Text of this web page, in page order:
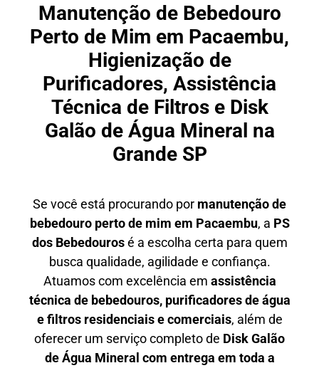
Manutenção de Bebedouro
Perto de Mim em Pacaembu,
Higienização de
Purificadores, Assistência
Técnica de Filtros e Disk
Galão de Água Mineral na
Grande SP
Se você está procurando por manutenção de
bebedouro perto de mim em Pacaembu, a PS
dos Bebedourosé a escolha certa para quem
busca qualidade, agilidade e confiança.
Atuamos com excelência em assistência
técnica de bebedouros, purificadores de água
e filtros residenciais e comerciais, além de
oferecer um serviço completo de Disk Galão
de Água Mineral com entrega em toda a